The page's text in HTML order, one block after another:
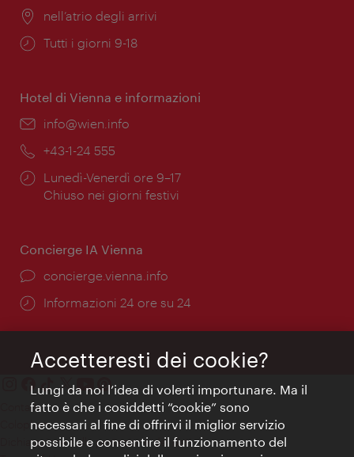
Posizione:
nell’atrio degli arrivi
Orari
Tutti i giorni 9-18
Hotel di Vienna e informazioni
Email:
info@wien.info
Telefono:
+43-1-24 555
Orari
di
Lunedì-Venerdì ore 9–17
Chiuso nei giorni festivi
Concierge IA Vienna
Ort:
concierge.vienna.info
Öffnungszeiten:
Informazioni 24 ore su 24
Contatti
Colophon
Dichiarazione sulla protezione dei dati
Accetteresti dei cookie?
Lungi da noi l’idea di volerti importunare. Ma il
fatto è che i cosiddetti “cookie” sono
necessari al fine di offrirvi il miglior servizio
possibile e consentire il funzionamento del